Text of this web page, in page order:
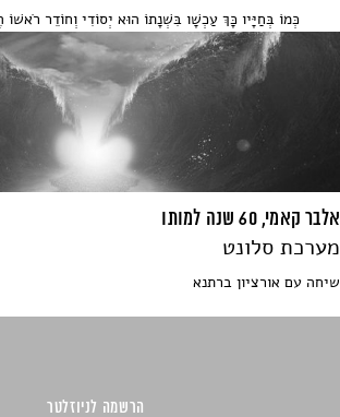
כְּמוֹ בְּחַיָּיו כָּךְ עַכְשָׁו בִּשְׁנָתוֹ הוּא יְסוֹדִי וְחוֹדֵר
אלבר קאמי, 60 שנה למותו
מערכת סלונט
שיחה עם אורציון ברתנא
הרשמה לניוזלטר